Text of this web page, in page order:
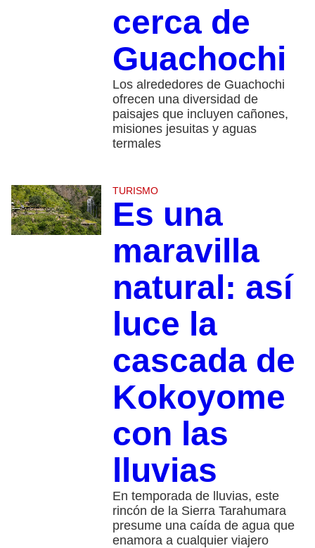
cerca de
Guachochi
Los alrededores de Guachochi
ofrecen una diversidad de
paisajes que incluyen cañones,
misiones jesuitas y aguas
termales
TURISMO
Es una
maravilla
natural: así
luce la
cascada de
Kokoyome
con las
lluvias
En temporada de lluvias, este
rincón de la Sierra Tarahumara
presume una caída de agua que
enamora a cualquier viajero